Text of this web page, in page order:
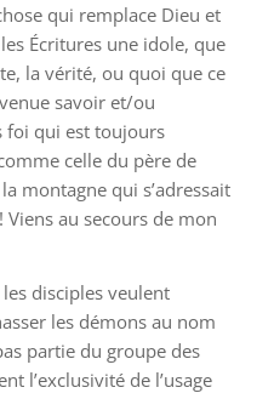
qui remplace Dieu et
Écritures une idole, que
la vérité, ou quoi que ce
savoir et/ou
foi qui est toujours
celle du père de
montagne qui s’adressait
Viens au secours de mon
disciples veulent
les démons au nom
partie du groupe des
l’exclusivité de l’usage